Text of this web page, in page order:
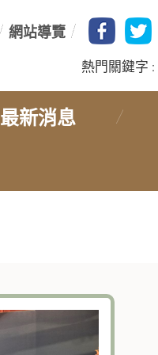
網站導覽
熱門關鍵字
最新消息